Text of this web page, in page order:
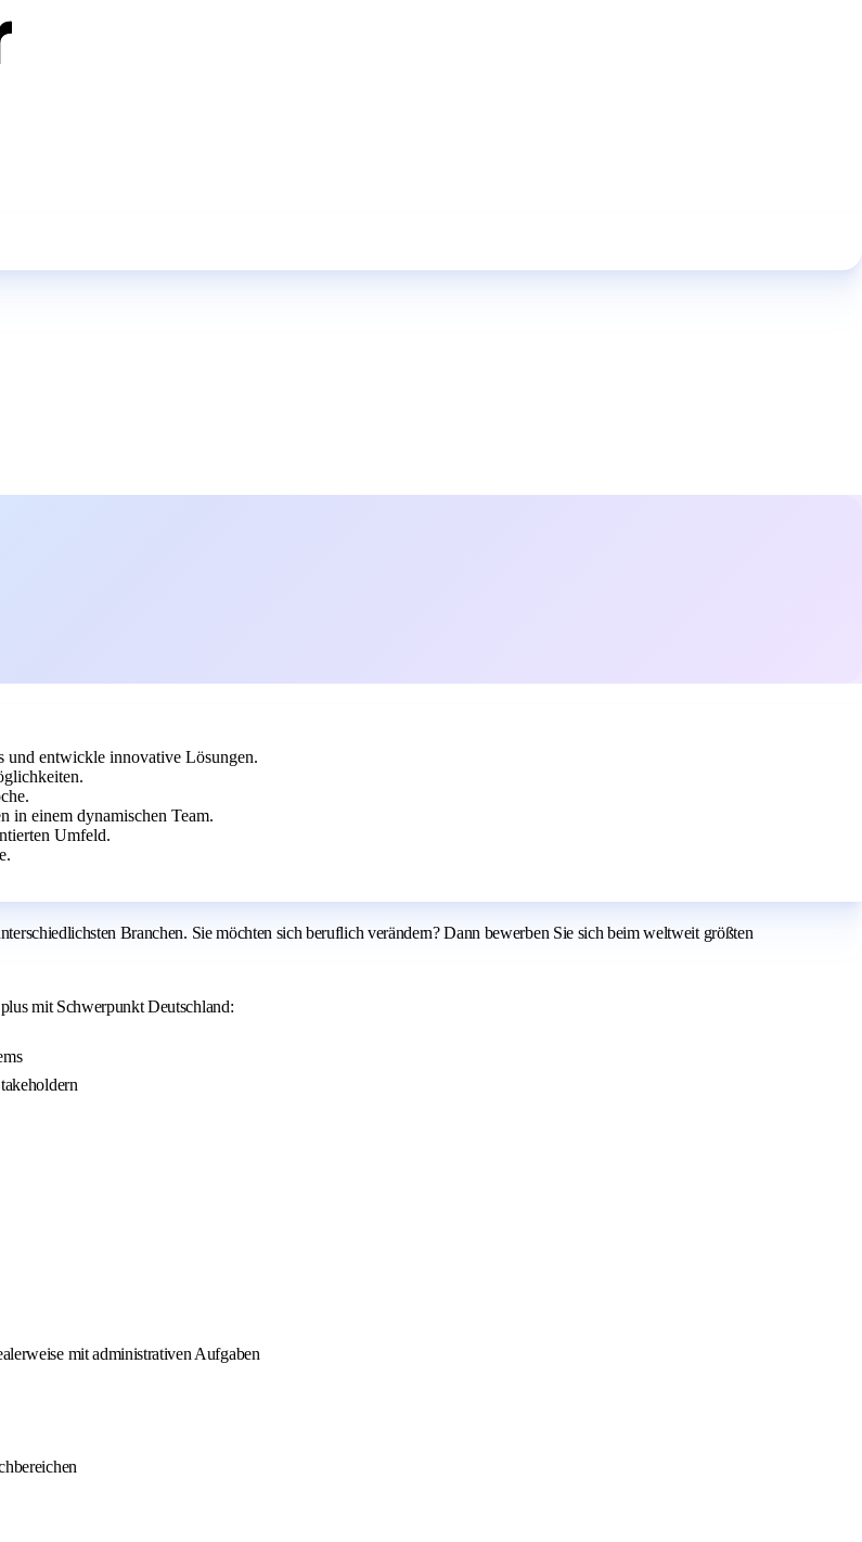
entwickle innovative Lösungen.
in einem dynamischen Team.
Umfeld.
Branchen. Sie möchten sich beruflich verändern? Dann bewerben Sie sich beim weltweit größten
mit Schwerpunkt Deutschland:
mit administrativen Aufgaben